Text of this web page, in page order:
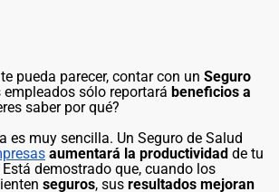
pueda parecer, contar con un Seguro
empleados sólo reportará beneficios a
saber por qué?
es muy sencilla. Un Seguro de Salud
aumentará la productividad de tu
demostrado que, cuando los
seguros, sus resultados mejoran